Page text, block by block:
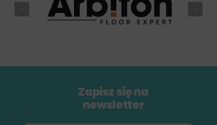
Zapisz się na
newsletter